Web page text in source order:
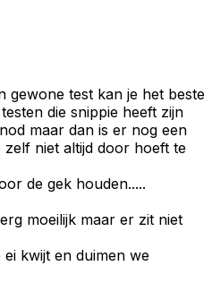
gewone test kan je het beste
die snippie heeft zijn
maar dan is er nog een
zelf niet altijd door hoeft te
de gek houden.....
moeilijk maar er zit niet
kwijt en duimen we